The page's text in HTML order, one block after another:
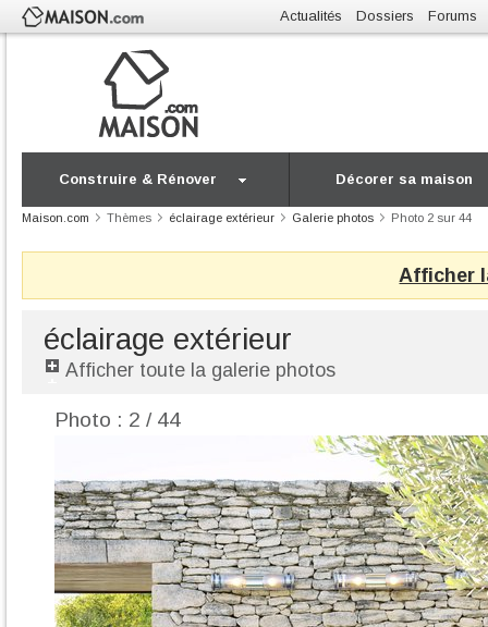
Actualités Dossiers Forums
Construire & Rénover Décorer sa maison
Maison.com Thèmes éclairage extérieur Galerie photos Photo 2 sur 44
Afficher
éclairage extérieur
Afficher toute la galerie photos
Photo : 2 / 44